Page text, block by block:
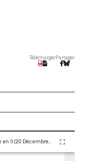
TéléchargerPartager